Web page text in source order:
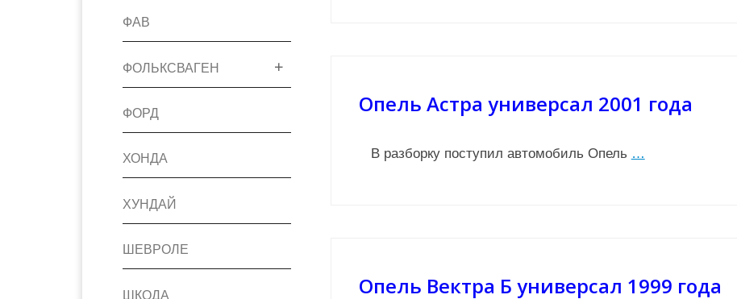
Опель Астра универсал 2001 года
В разборку поступил автомобиль Опель …
Опель Вектра Б универсал 1999 года
ФАВ
ФОЛЬКСВАГЕН
ФОРД
ХОНДА
ХУНДАЙ
ШЕВРОЛЕ
ШКОДА